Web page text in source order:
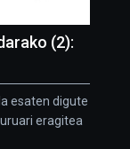
(2):
esaten digute
eragitea